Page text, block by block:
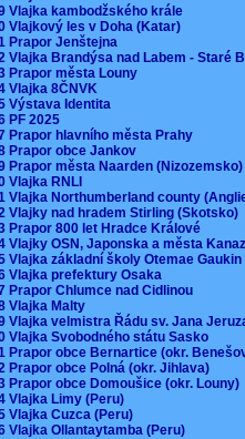
Vlajka kambodžského krále
Vlajkový les v Doha (Katar)
Prapor Jenštejna
Vlajka Brandýsa nad Labem - Staré
Prapor města Louny
Vlajka 8ČNVK
Výstava Identita
PF 2025
Prapor hlavního města Prahy
Prapor obce Jankov
Prapor města Naarden
Vlajka RNLI
Vlajka Northumberland county
Vlajky nad hradem Stirling (Skotsko)
Prapor 800 let Hradce Králové
Vlajky OSN, Japonska a města
Vlajka základní školy Otemae
Vlajka prefektury Osaka
Prapor Chlumce nad Cidlinou
Vlajka Malty
Vlajka velmistra Řádu sv. Jana
Vlajka Svobodného státu Sasko
Prapor obce Bernartice (okr.
Prapor obce Polná (okr. Jihlava)
Prapor obce Domoušice (okr. Louny)
Vlajka Limy (Peru)
Vlajka Cuzca (Peru)
Vlajka Ollantaytamba (Peru)